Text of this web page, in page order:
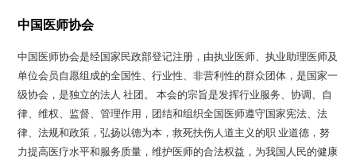
中国医师协会
中国医师协会是经国家民政部登记注册，由执业医师、执业助理医师及
单位会员自愿组成的全国性、行业性、非营利性的群众团体，是国家一
级协会，是独立的法人 社团。 本会的宗旨是发挥行业服务、协调、自
律、维权、监督、管理作用，团结和组织全国医师遵守国家宪法、法
律、法规和政策，弘扬以德为本，救死扶伤人道主义的职 业道德，努
力提高医疗水平和服务质量，维护医师的合法权益，为我国人民的健康